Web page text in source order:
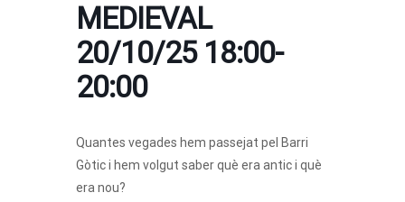
MEDIEVAL
20/10/25 18:00-
20:00
Quantes vegades hem passejat pel Barri
Gòtic i hem volgut saber què era antic i què
era nou?